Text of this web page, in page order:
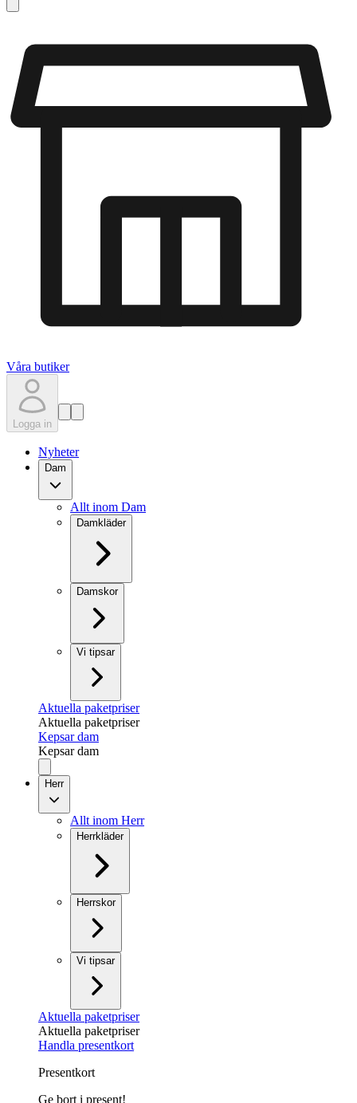
Våra butiker
Logga in
Nyheter
Dam
Allt inom Dam
Damkläder
Damskor
Vi tipsar
Aktuella paketpriser
Aktuella paketpriser
Kepsar dam
Kepsar dam
Herr
Allt inom Herr
Herrkläder
Herrskor
Vi tipsar
Aktuella paketpriser
Aktuella paketpriser
Handla presentkort
Presentkort
Ge bort i present!